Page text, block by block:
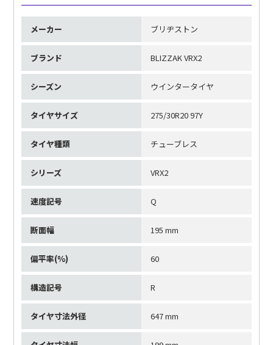
メーカー ブリヂストン
ブランド BLIZZAK VRX2
シーズン ウインタータイヤ
タイヤサイズ 275/30R20 97Y
タイヤ種類 チューブレス
シリーズ VRX2
速度記号 Q
断面幅 195 mm
偏平率(%) 60
構造記号 R
タイヤ寸法外径 647 mm